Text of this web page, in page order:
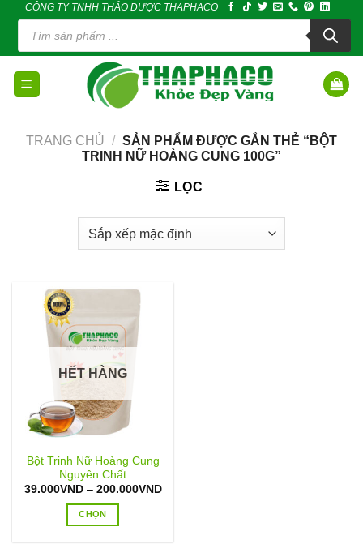
content
CÔNG TY TNHH THẢO DƯỢC THAPHACO
Tìm
kiếm
phẩm
TRANG CHỦ / SẢN PHẨM ĐƯỢC GẮN THẺ “BỘT
TRINH NỮ HOÀNG CUNG 100G”
LỌC
HẾT HÀNG
Bột Trinh Nữ Hoàng Cung
Nguyên Chất
39.000VND – 200.000VNDKhoảng
200.000VND
CHỌN